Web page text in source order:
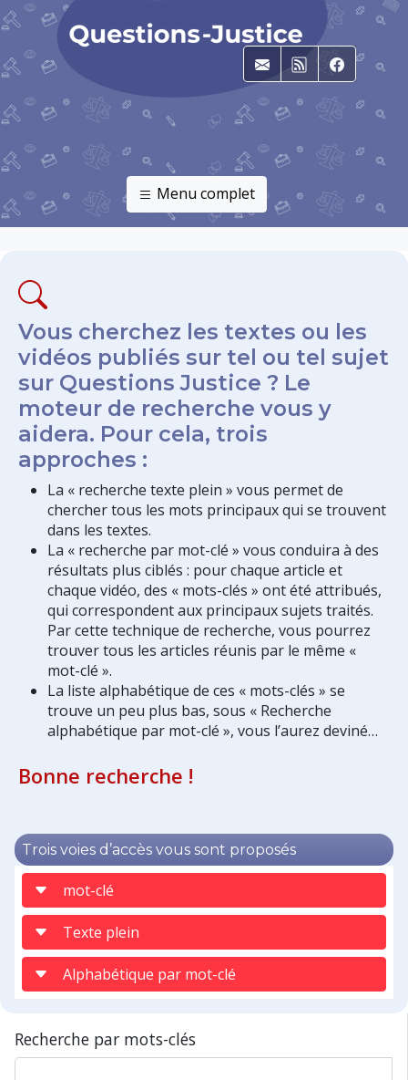
E-mailRSS
Menu complet
Vous cherchez les textes ou les
vidéos publiés sur tel ou tel sujet
sur Questions Justice ? Le
moteur de recherche vous y
aidera. Pour cela, trois
approches :
La « recherche texte plein » vous permet de
chercher tous les mots principaux qui se trouvent
dans les textes.
La « recherche par mot-clé » vous conduira à des
résultats plus ciblés : pour chaque article et
chaque vidéo, des « mots-clés » ont été attribués,
qui correspondent aux principaux sujets traités.
Par cette technique de recherche, vous pourrez
trouver tous les articles réunis par le même «
mot-clé ».
La liste alphabétique de ces « mots-clés » se
trouve un peu plus bas, sous « Recherche
alphabétique par mot-clé », vous l’aurez deviné…
Bonne recherche !
Trois voies d’accès vous sont proposés
mot-clé
Texte plein
Alphabétique par mot-clé
Recherche par mots-clés